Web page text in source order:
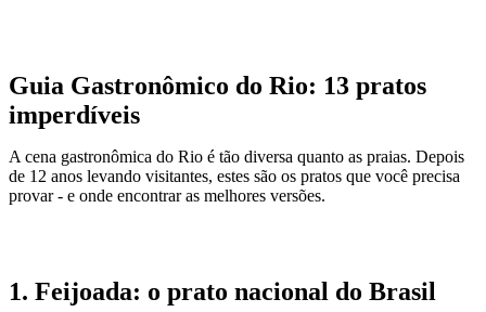
Guia Gastronômico do Rio: 13 pratos
imperdíveis
A cena gastronômica do Rio é tão diversa quanto as praias. Depois
de 12 anos levando visitantes, estes são os pratos que você precisa
provar - e onde encontrar as melhores versões.
1. Feijoada: o prato nacional do Brasil